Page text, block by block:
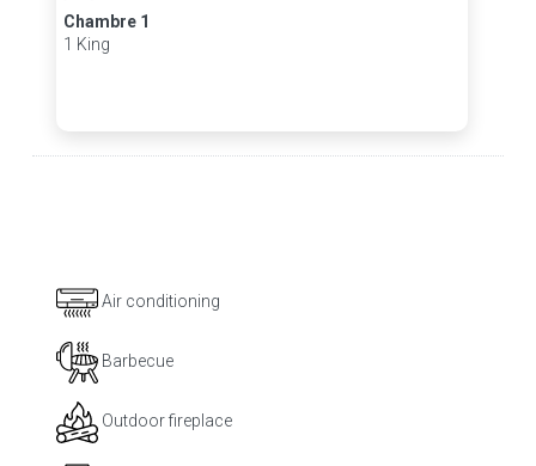
Chambre 1
1 King
Air conditioning
Barbecue
Outdoor fireplace